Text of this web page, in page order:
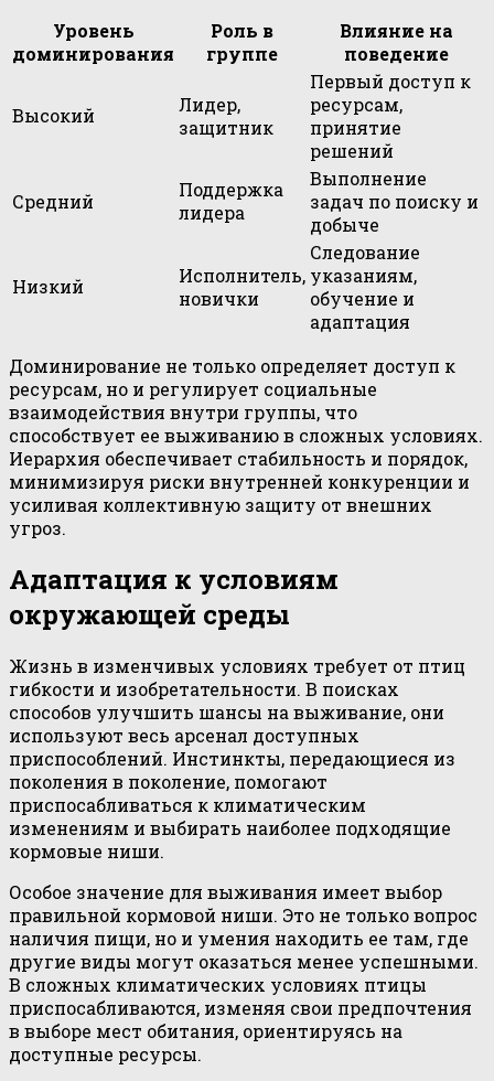
Уровень
доминирования
Роль в
группе
Влияние на
поведение
Высокий
Лидер,
защитник
Первый доступ к
ресурсам,
принятие
решений
Средний
Поддержка
лидера
Выполнение
задач по поиску и
добыче
Низкий
Исполнитель,
новички
Следование
указаниям,
обучение и
адаптация
Доминирование не только определяет доступ к
ресурсам, но и регулирует социальные
взаимодействия внутри группы, что
способствует ее выживанию в сложных условиях.
Иерархия обеспечивает стабильность и порядок,
минимизируя риски внутренней конкуренции и
усиливая коллективную защиту от внешних
угроз.
Адаптация к условиям
окружающей среды
Жизнь в изменчивых условиях требует от птиц
гибкости и изобретательности. В поисках
способов улучшить шансы на выживание, они
используют весь арсенал доступных
приспособлений. Инстинкты, передающиеся из
поколения в поколение, помогают
приспосабливаться к климатическим
изменениям и выбирать наиболее подходящие
кормовые ниши.
Особое значение для выживания имеет выбор
правильной кормовой ниши. Это не только вопрос
наличия пищи, но и умения находить ее там, где
другие виды могут оказаться менее успешными.
В сложных климатических условиях птицы
приспосабливаются, изменяя свои предпочтения
в выборе мест обитания, ориентируясь на
доступные ресурсы.